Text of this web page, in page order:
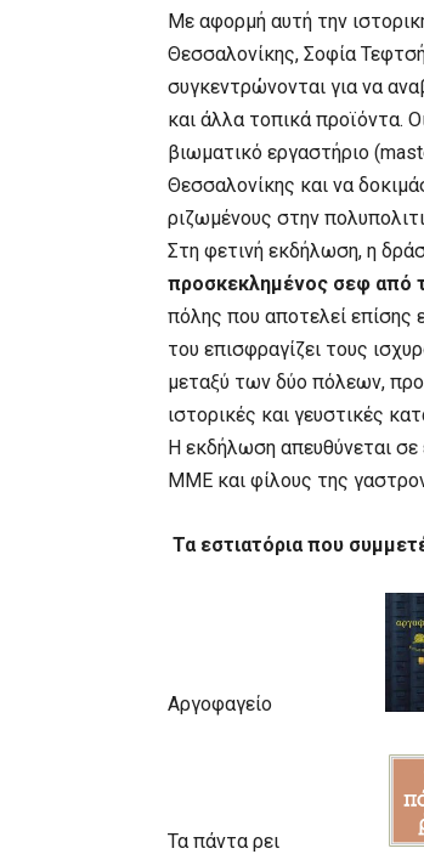
Με αφορμή αυτή την
Θεσσαλονίκης, Σοφία
συγκεντρώνονται για να
και άλλα τοπικά προϊόντα.
βιωματικό εργαστήριο
Θεσσαλονίκης και να
ριζωμένους στην
Στη φετινή εκδήλωση, η
προσκεκλημένος σεφ από
πόλης που αποτελεί επίσης
του επισφραγίζει τους
μεταξύ των δύο πόλεων,
ιστορικές και γευστικές
Η εκδήλωση απευθύνεται
ΜΜΕ και φίλους της
Τα εστιατόρια που
Αργοφαγείο
Τα πάντα ρει